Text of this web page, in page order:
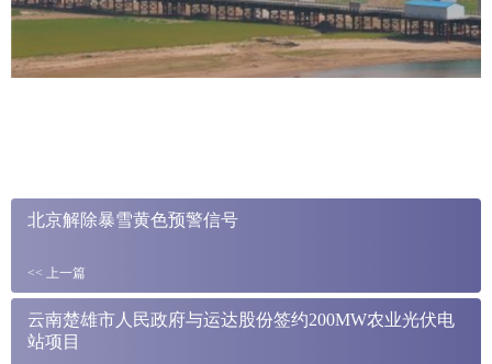
北京解除暴雪黄色预警信号
<< 上一篇
云南楚雄市人民政府与运达股份签约200MW农业光伏电
站项目